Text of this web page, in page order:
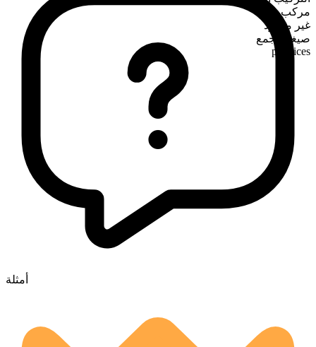
مركب
غير معدود
صيغة الجمع
practices
أمثلة